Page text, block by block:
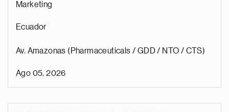
Marketing
Ecuador
Av. Amazonas (Pharmaceuticals / GDD / NTO / CTS)
Ago 05, 2026